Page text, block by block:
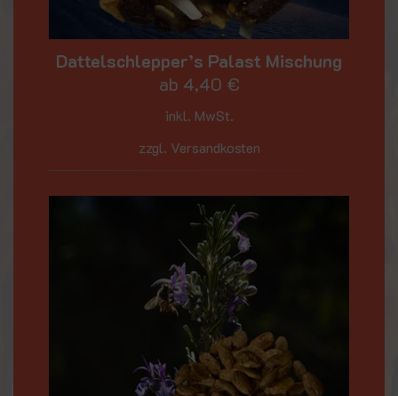
Dattelschlepper’s Palast Mischung
ab 4,40 €
inkl. MwSt.
zzgl. Versandkosten